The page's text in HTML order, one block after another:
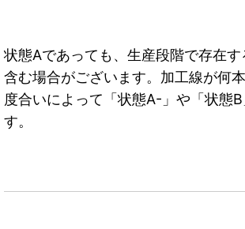
状態Aであっても、生産段階で存在す
含む場合がございます。加工線が何
度合いによって「状態A-」や「状態
す。